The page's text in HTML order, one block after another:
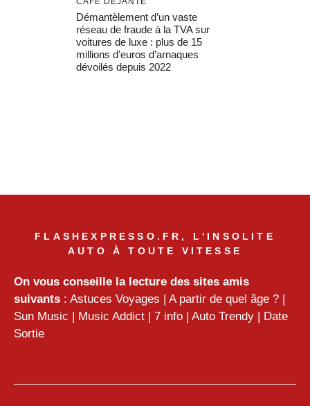
Démantèlement d’un vaste
réseau de fraude à la TVA sur
voitures de luxe : plus de 15
millions d’euros d’arnaques
dévoilés depuis 2022
FLASHEXPRESSO.FR, L'INSOLITE
AUTO À TOUTE VITESSE
On vous conseille la lecture des sites amis
suivants : Astuces Voyages | A partir de quel âge ? |
Sun Music | Music Addict | 7 info | Auto Trendy | Date
Sortie